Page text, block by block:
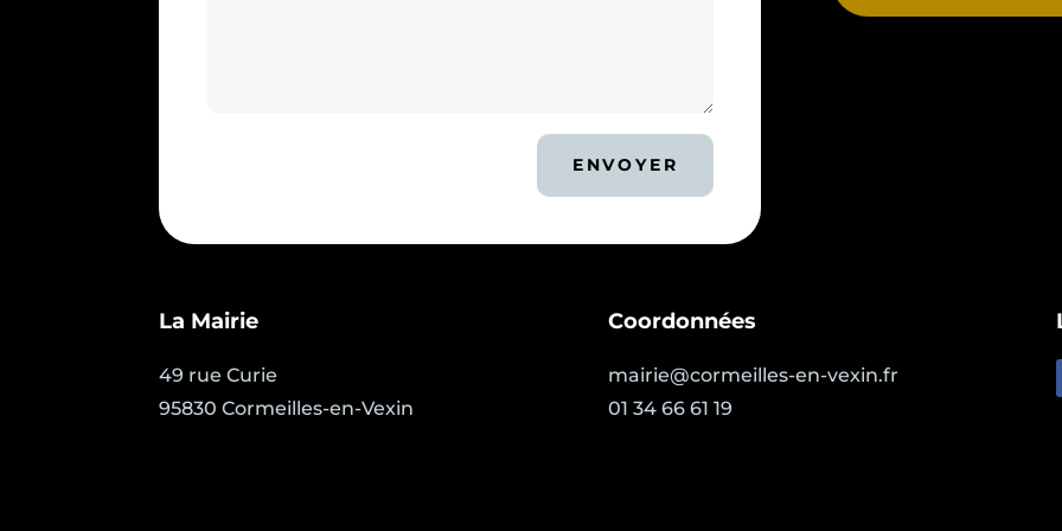
ENVOYER
La Mairie
49 rue Curie
95830 Cormeilles-en-Vexin
Coordonnées
mairie@cormeilles-en-vexin.fr
01 34 66 61 19